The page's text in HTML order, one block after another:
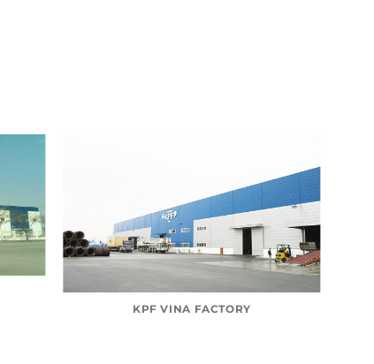
KPF VINA FACTORY